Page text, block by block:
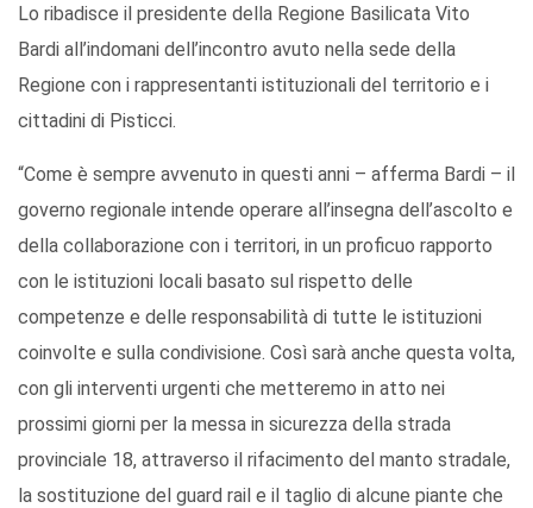
Lo ribadisce il presidente della Regione Basilicata Vito
Bardi all’indomani dell’incontro avuto nella sede della
Regione con i rappresentanti istituzionali del territorio e i
cittadini di Pisticci.
“Come è sempre avvenuto in questi anni – afferma Bardi – il
governo regionale intende operare all’insegna dell’ascolto e
della collaborazione con i territori, in un proficuo rapporto
con le istituzioni locali basato sul rispetto delle
competenze e delle responsabilità di tutte le istituzioni
coinvolte e sulla condivisione. Così sarà anche questa volta,
con gli interventi urgenti che metteremo in atto nei
prossimi giorni per la messa in sicurezza della strada
provinciale 18, attraverso il rifacimento del manto stradale,
la sostituzione del guard rail e il taglio di alcune piante che